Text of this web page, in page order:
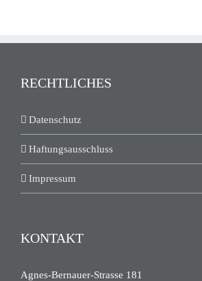
RECHTLICHES
Datenschutz
Haftungsausschluss
Impressum
KONTAKT
Agnes-Bernauer-Strasse 181